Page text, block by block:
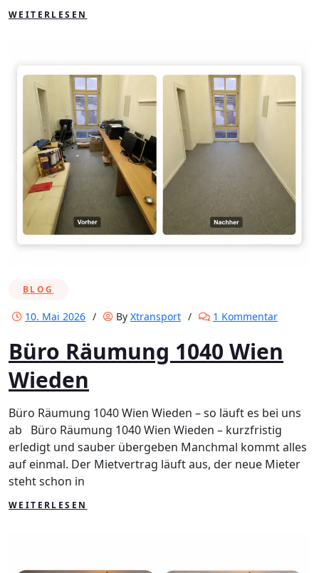
WEITERLESEN
BLOG
10. Mai 2026 / By Xtransport / 1 Kommentarzu
1040
Büro Räumung 1040 Wien
Wieden
Büro Räumung 1040 Wien Wieden – so läuft es bei uns
ab Büro Räumung 1040 Wien Wieden – kurzfristig
erledigt und sauber übergeben Manchmal kommt alles
auf einmal. Der Mietvertrag läuft aus, der neue Mieter
steht schon in
WEITERLESEN